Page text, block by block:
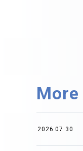
2026.07.30